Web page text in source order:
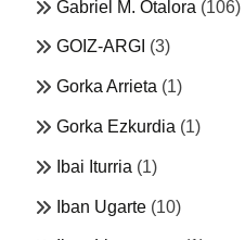
Gabriel M. Otalora (106)
GOIZ-ARGI (3)
Gorka Arrieta (1)
Gorka Ezkurdia (1)
Ibai Iturria (1)
Iban Ugarte (10)